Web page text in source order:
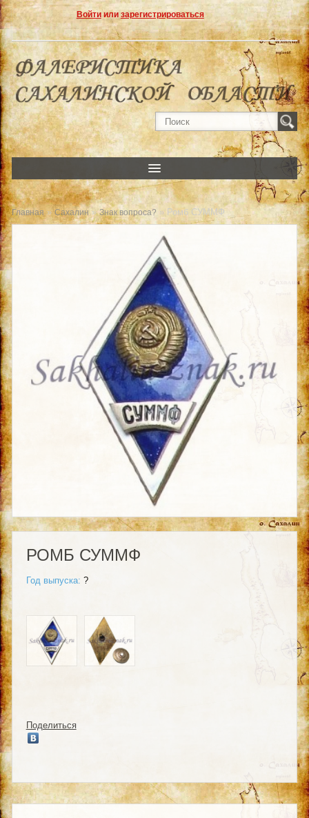
Войтиили зарегистрироваться
Главная » Сахалин»Знак вопроса? » Ромб СУММФ
РОМБ СУММФ
Год выпуска: ?
Поделиться